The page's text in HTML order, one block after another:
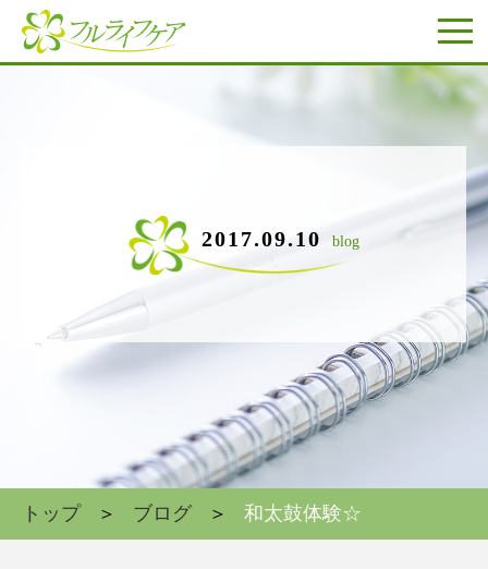
2017.09.10 blog
トップ ブログ 和太鼓体験☆